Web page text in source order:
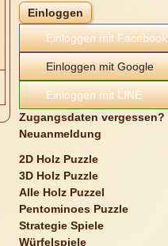
Einloggen
Einloggen mit Facebook
Einloggen mit Google
Einloggen mit LINE
Zugangsdaten vergessen?
Neuanmeldung
2D Holz Puzzle
3D Holz Puzzle
Alle Holz Puzzel
Pentominoes Puzzle
Strategie Spiele
Würfelspiele